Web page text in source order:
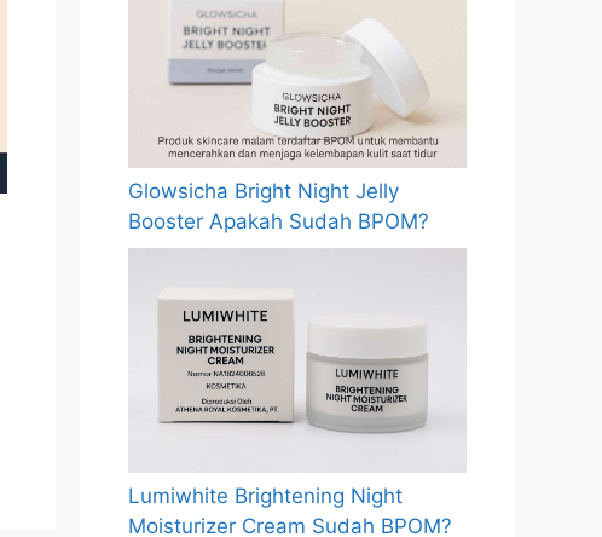
Glowsicha Bright Night Jelly
Booster Apakah Sudah BPOM?
Lumiwhite Brightening Night
Moisturizer Cream Sudah BPOM?